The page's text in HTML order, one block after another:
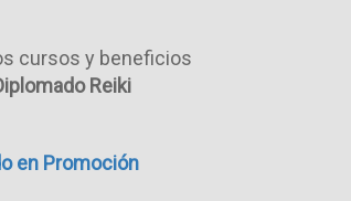
cursos y beneficios
Reiki
en Promoción